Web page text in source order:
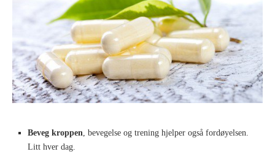
Beveg kroppen, bevegelse og trening hjelper også fordøyelsen.
Litt hver dag.